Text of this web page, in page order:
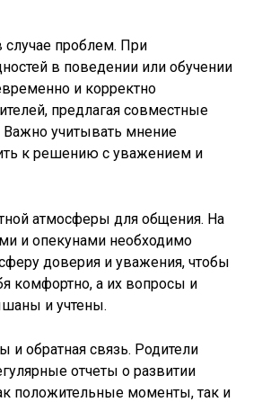
случае проблем. При
в поведении или обучении
и корректно
предлагая совместные
учитывать мнение
к решению с уважением и
атмосферы для общения. На
и опекунами необходимо
доверия и уважения, чтобы
комфортно, а их вопросы и
и учтены.
и обратная связь. Родители
отчеты о развитии
положительные моменты, так и